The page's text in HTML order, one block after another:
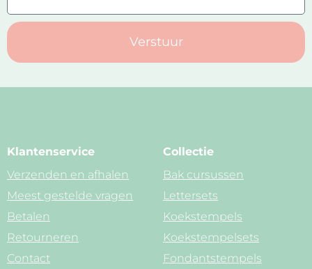
Verstuur
Klantenservice
Verzenden en afhalen
Meest gestelde vragen
Betalen
Retourneren
Contact
Collectie
Bak cursussen
Lettersets
Koekstempels
Koekstempelsets
Fondantstempels